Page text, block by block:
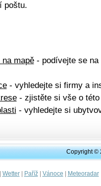
poštu.
mapě- podívejte se na
- vyhledejte si firmy a
- zjistěte si vše o této
- vyhledejte si
Copyright ©
| Wetter| Paříž| Vánoce | Meteoradar